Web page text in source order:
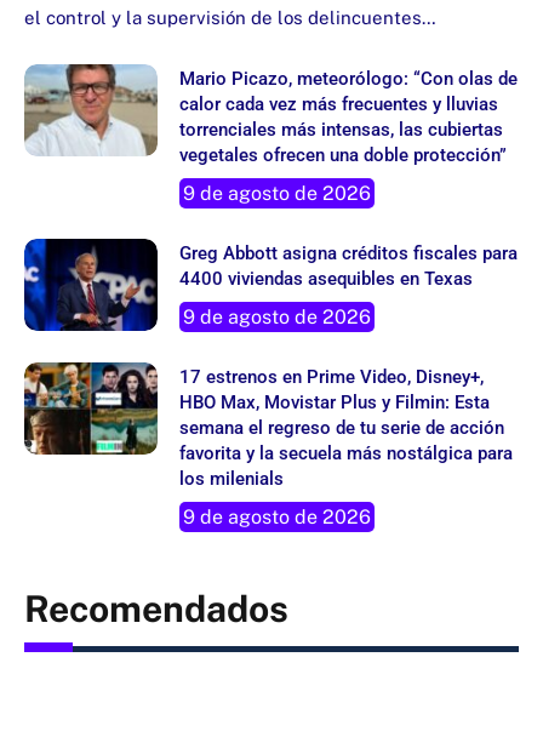
el control y la supervisión de los delincuentes…
Mario Picazo, meteorólogo: “Con olas de
calor cada vez más frecuentes y lluvias
torrenciales más intensas, las cubiertas
vegetales ofrecen una doble protección”
9 de agosto de 2026
Greg Abbott asigna créditos fiscales para
4400 viviendas asequibles en Texas
9 de agosto de 2026
17 estrenos en Prime Video, Disney+,
HBO Max, Movistar Plus y Filmin: Esta
semana el regreso de tu serie de acción
favorita y la secuela más nostálgica para
los milenials
9 de agosto de 2026
Recomendados